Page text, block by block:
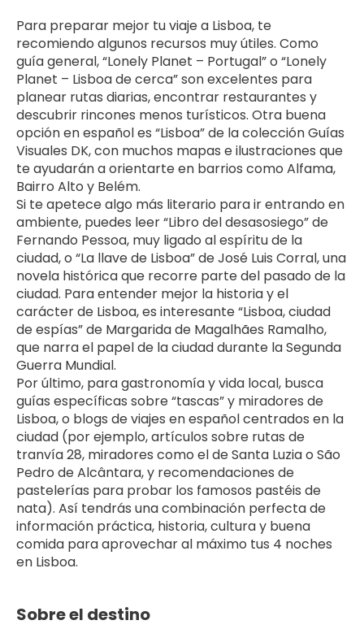
Para preparar mejor tu viaje a Lisboa, te
recomiendo algunos recursos muy útiles. Como
guía general, “Lonely Planet – Portugal” o “Lonely
Planet – Lisboa de cerca” son excelentes para
planear rutas diarias, encontrar restaurantes y
descubrir rincones menos turísticos. Otra buena
opción en español es “Lisboa” de la colección Guías
Visuales DK, con muchos mapas e ilustraciones que
te ayudarán a orientarte en barrios como Alfama,
Bairro Alto y Belém.
Si te apetece algo más literario para ir entrando en
ambiente, puedes leer “Libro del desasosiego” de
Fernando Pessoa, muy ligado al espíritu de la
ciudad, o “La llave de Lisboa” de José Luis Corral, una
novela histórica que recorre parte del pasado de la
ciudad. Para entender mejor la historia y el
carácter de Lisboa, es interesante “Lisboa, ciudad
de espías” de Margarida de Magalhães Ramalho,
que narra el papel de la ciudad durante la Segunda
Guerra Mundial.
Por último, para gastronomía y vida local, busca
guías específicas sobre “tascas” y miradores de
Lisboa, o blogs de viajes en español centrados en la
ciudad (por ejemplo, artículos sobre rutas de
tranvía 28, miradores como el de Santa Luzia o São
Pedro de Alcântara, y recomendaciones de
pastelerías para probar los famosos pastéis de
nata). Así tendrás una combinación perfecta de
información práctica, historia, cultura y buena
comida para aprovechar al máximo tus 4 noches
en Lisboa.
Sobre el destino